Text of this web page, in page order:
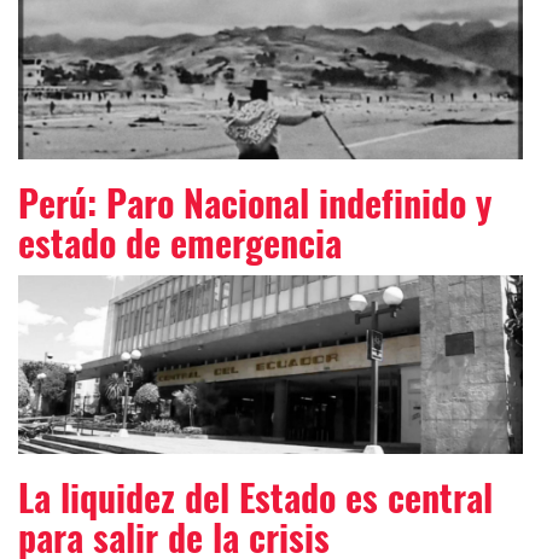
Perú: Paro Nacional indefinido y
estado de emergencia
La liquidez del Estado es central
para salir de la crisis